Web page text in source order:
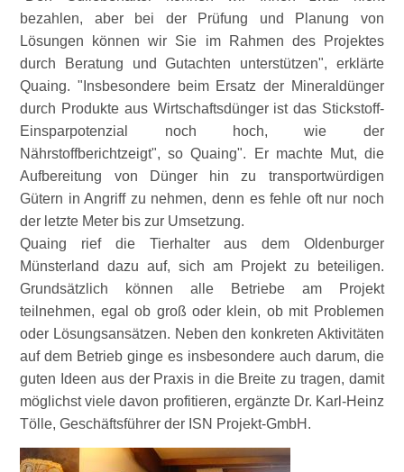
bezahlen, aber bei der Prüfung und Planung von
Lösungen können wir Sie im Rahmen des Projektes
durch Beratung und Gutachten unterstützen , erklärte
Quaing.
Insbesondere beim Ersatz der Mineraldünger
durch Produkte aus Wirtschaftsdünger ist das Stickstoff-
Einsparpotenzial noch hoch, wie der
Nährstoffberichtzeigt , so Quaing". Er machte Mut, die
Aufbereitung von Dünger hin zu transportwürdigen
Gütern in Angriff zu nehmen, denn es fehle oft nur noch
der letzte Meter bis zur Umsetzung.
Quaing rief die Tierhalter aus dem Oldenburger
Münsterland dazu auf, sich am Projekt zu beteiligen.
Grundsätzlich können alle Betriebe am Projekt
teilnehmen, egal ob groß oder klein, ob mit Problemen
oder Lösungsansätzen. Neben den konkreten Aktivitäten
auf dem Betrieb ginge es insbesondere auch darum, die
guten Ideen aus der Praxis in die Breite zu tragen, damit
möglichst viele davon profitieren, ergänzte Dr. Karl-Heinz
Tölle, Geschäftsführer der ISN Projekt-GmbH.